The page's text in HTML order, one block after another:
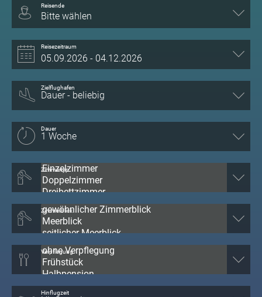
Reisende
Bitte wählen
Reisezeitraum
Zielflughafen
Dauer
Zimmertyp
Zimmerblick
Verpflegung
Hinflugzeit